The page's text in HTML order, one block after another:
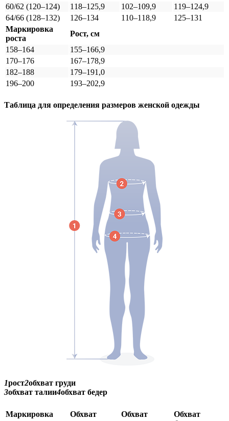
60/62 (120–124)
118–125,9 102–109,9
119–124,9
64/66 (128–132)
126–134 110–118,9
125–131
Маркировка
роста
Рост, см
158–164
155–166,9
170–176
167–178,9
182–188
179–191,0
196–200
193–202,9
Таблица для определения размеров женской одежды
1рост2обхват груди
3обхват талии4обхват бедер
Маркировка
Обхват
Обхват
Обхват